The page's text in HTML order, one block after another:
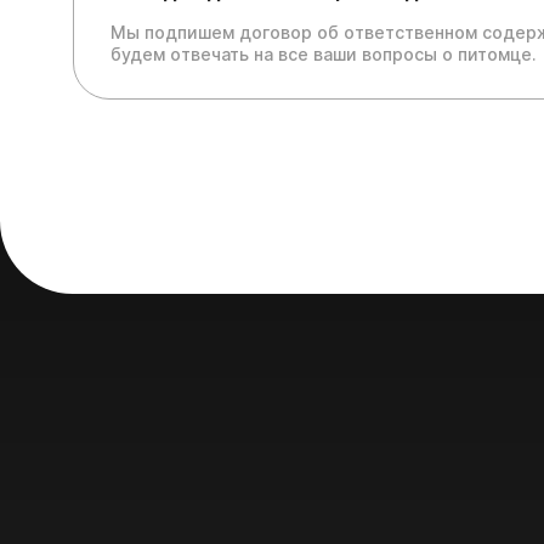
Мы подпишем договор об ответственном
будем отвечать на все ваши вопросы о питомце.